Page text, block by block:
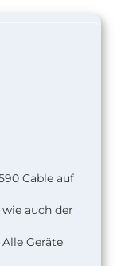
Cable auf
auch der
Geräte